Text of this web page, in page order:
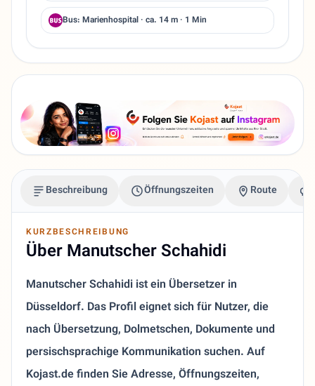
Bus: Marienhospital · ca. 14 m · 1 Min
Beschreibung Öffnungszeiten Route
KURZBESCHREIBUNG
Über Manutscher Schahidi
Manutscher Schahidi ist ein Übersetzer in
Düsseldorf. Das Profil eignet sich für Nutzer, die
nach Übersetzung, Dolmetschen, Dokumente und
persischsprachige Kommunikation suchen. Auf
Kojast.de finden Sie Adresse, Öffnungszeiten,